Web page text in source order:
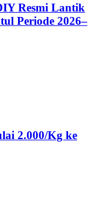
Resmi Lantik
Periode 2026–
2.000/Kg ke